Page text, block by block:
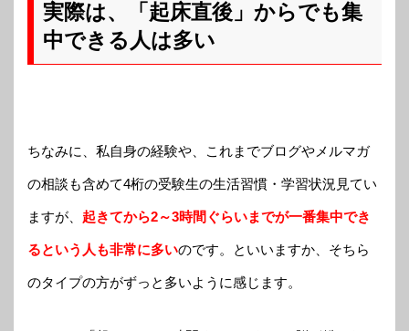
実際は、「起床直後」からでも集
中できる人は多い
ちなみに、私自身の経験や、これまでブログやメルマガ
の相談も含めて4桁の受験生の生活習慣・学習状況見てい
ますが、 起きてから2～3時間ぐらいまでが一番集中でき
るという人も非常に多いのです。といいますか、そちら
のタイプの方がずっと多いように感じます。